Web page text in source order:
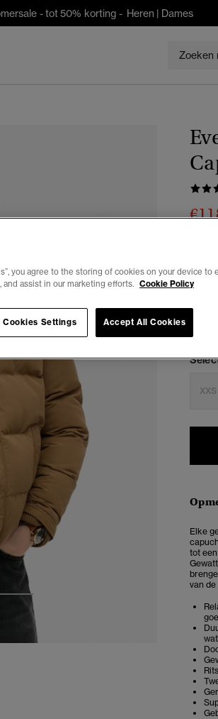
- tot 50% korting - Heren | Dames
XXS
Elke
tot
van
you agree to the storing of cookies on your device to
and assist in our marketing efforts. Cookie Policy
Cookies Settings Accept All Cookies